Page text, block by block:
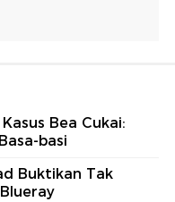
Bea Cukai:
basi
Buktikan Tak